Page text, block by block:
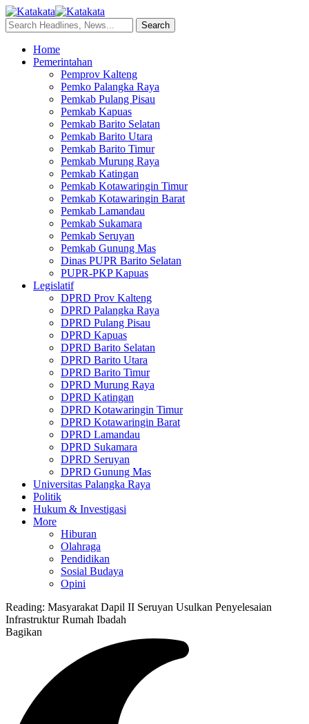
Home
Pemerintahan
Pemprov Kalteng
Pemko Palangka Raya
Pemkab Pulang Pisau
Pemkab Kapuas
Pemkab Barito Selatan
Pemkab Barito Utara
Pemkab Barito Timur
Pemkab Murung Raya
Pemkab Katingan
Pemkab Kotawaringin Timur
Pemkab Kotawaringin Barat
Pemkab Lamandau
Pemkab Sukamara
Pemkab Seruyan
Pemkab Gunung Mas
Dinas PUPR Barito Selatan
PUPR-PKP Kapuas
Legislatif
DPRD Prov Kalteng
DPRD Palangka Raya
DPRD Pulang Pisau
DPRD Kapuas
DPRD Barito Selatan
DPRD Barito Utara
DPRD Barito Timur
DPRD Murung Raya
DPRD Katingan
DPRD Kotawaringin Timur
DPRD Kotawaringin Barat
DPRD Lamandau
DPRD Sukamara
DPRD Seruyan
DPRD Gunung Mas
Universitas Palangka Raya
Politik
Hukum & Investigasi
More
Hiburan
Olahraga
Pendidikan
Sosial Budaya
Opini
Reading: Masyarakat Dapil II Seruyan Usulkan Penyelesaian
Infrastruktur Rumah Ibadah
Bagikan